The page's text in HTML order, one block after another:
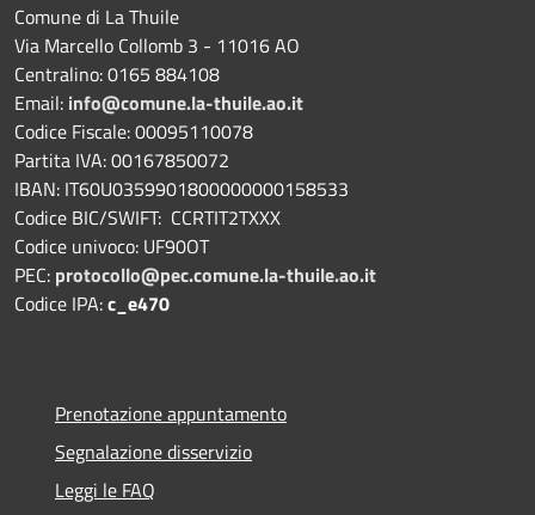
Comune di La Thuile
Via Marcello Collomb 3 - 11016 AO
Centralino: 0165 884108
Email: info@comune.la-thuile.ao.it
Codice Fiscale: 00095110078
Partita IVA: 00167850072
IBAN: IT60U0359901800000000158533
Codice BIC/SWIFT: CCRTIT2TXXX
Codice univoco: UF90OT
PEC: protocollo@pec.comune.la-thuile.ao.it
Codice IPA:c_e470
Prenotazione appuntamento
Segnalazione disservizio
Leggi le FAQ